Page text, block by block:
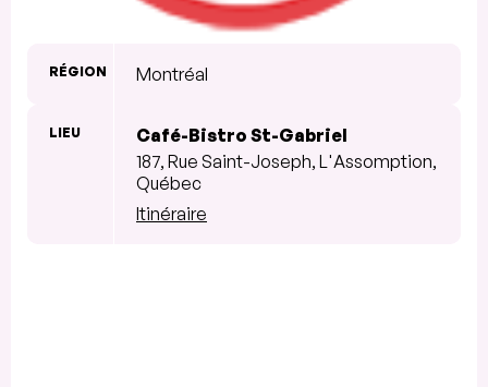
RÉGION Montréal
LIEU
Café-Bistro St-Gabriel
187, Rue Saint-Joseph, L'Assomption,
Québec
Itinéraire